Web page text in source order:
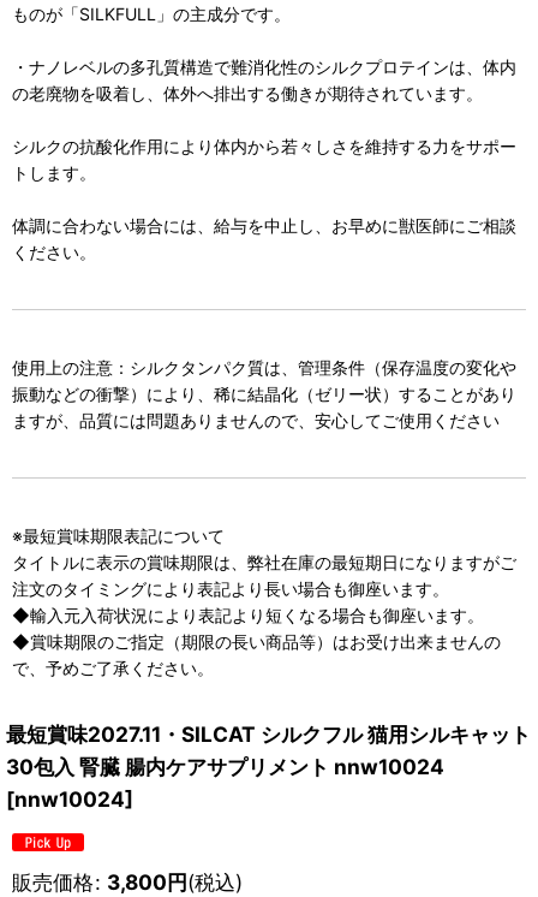
ものが「SILKFULL」の主成分です。
・ナノレベルの多孔質構造で難消化性のシルクプロテインは、体内
の老廃物を吸着し、体外へ排出する働きが期待されています。
シルクの抗酸化作用により体内から若々しさを維持する力をサポー
トします。
体調に合わない場合には、給与を中止し、お早めに獣医師にご相談
ください。
使用上の注意：シルクタンパク質は、管理条件（保存温度の変化や
振動などの衝撃）により、稀に結晶化（ゼリー状）することがあり
ますが、品質には問題ありませんので、安心してご使用ください
※最短賞味期限表記について
タイトルに表示の賞味期限は、弊社在庫の最短期日になりますがご
注文のタイミングにより表記より長い場合も御座います。
◆輸入元入荷状況により表記より短くなる場合も御座います。
◆賞味期限のご指定（期限の長い商品等）はお受け出来ませんの
で、予めご了承ください。
最短賞味2027.11・SILCAT シルクフル 猫用シルキャット
30包入 腎臓 腸内ケアサプリメント nnw10024
[nnw10024]
販売価格: 3,800円(税込)